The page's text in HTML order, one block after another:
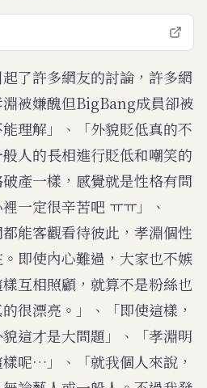
了許多網友的討論，許多網
被嫌醜但BigBang成員卻被
理解」、「外貌貶低真的不
人的長相進行貶低和嘲笑的
產一樣，感覺就是性格有問
一定很辛苦吧 ㅠㅠ」、
都能客觀看待彼此，孝淵個性
即使內心難過，大家也不嫉
互相照顧，就算不是粉絲也
很漂亮。」、「即使這樣，
這才是大問題」、「孝淵明
呢…」、「就我個人來說，